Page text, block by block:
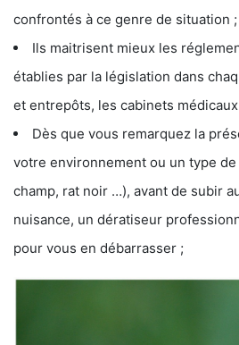
confrontés à ce genre de situation ;
Ils maitrisent mieux les
établies par la législation dans
et entrepôts, les cabinets
Dès que vous remarquez la
votre environnement ou un type de
champ, rat noir …), avant de subir
nuisance, un dératiseur
pour vous en débarrasser ;